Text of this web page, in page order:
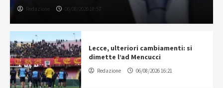
Redazione 06/08/2026 18:57
Lecce, ulteriori cambiamenti: si
dimette l’ad Mencucci
Redazione 06/08/2026 16:21